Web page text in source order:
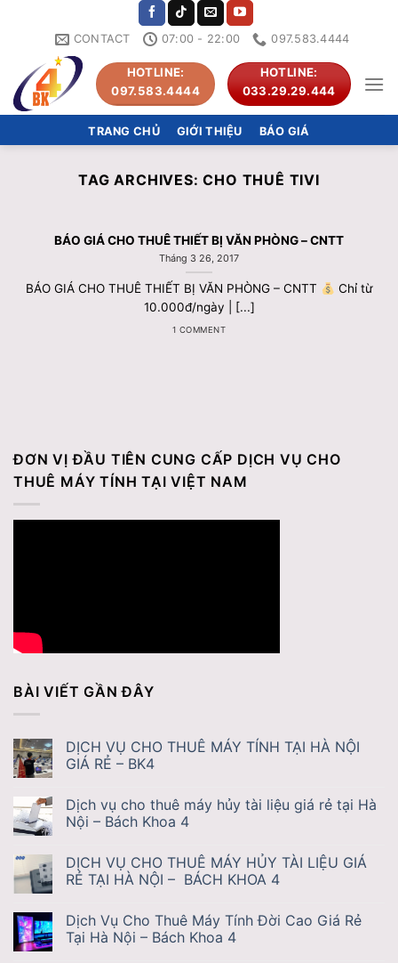
CONTACT 07:00 - 22:00 097.583.4444
HOTLINE:
097.583.4444
HOTLINE:
033.29.29.444
TRANG CHỦ GIỚI THIỆU BÁO GIÁ
TAG ARCHIVES:CHO THUÊ TIVI
BÁO GIÁ CHO THUÊ THIẾT BỊ VĂN PHÒNG – CNTT
Tháng 3 26, 2017
BÁO GIÁ CHO THUÊ THIẾT BỊ VĂN PHÒNG – CNTT
Chỉ từ
10.000đ/ngày | [...]
1 COMMENT
ĐƠN VỊ ĐẦU TIÊN CUNG CẤP DỊCH VỤ CHO
THUÊ MÁY TÍNH TẠI VIỆT NAM
BÀI VIẾT GẦN ĐÂY
DỊCH VỤ CHO THUÊ MÁY TÍNH TẠI HÀ NỘI
GIÁ RẺ – BK4
Dịch vụ cho thuê máy hủy tài liệu giá rẻ tại Hà
Nội – Bách Khoa 4
DỊCH VỤ CHO THUÊ MÁY HỦY TÀI LIỆU GIÁ
RẺ TẠI HÀ NỘI – BÁCH KHOA 4
Dịch Vụ Cho Thuê Máy Tính Đời Cao Giá Rẻ
Tại Hà Nội – Bách Khoa 4